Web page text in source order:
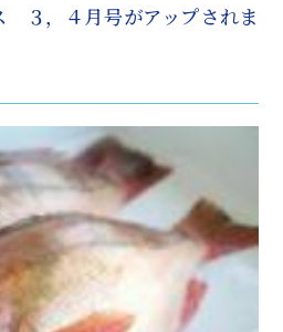
３，４月号がアップされま